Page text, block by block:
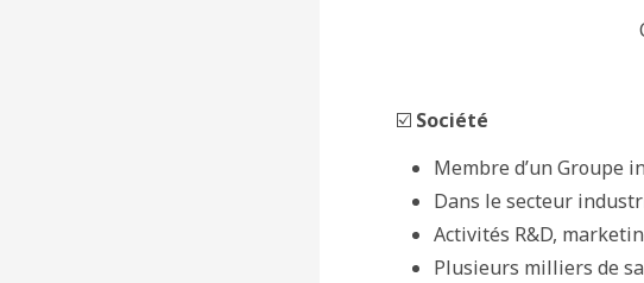
☑️ Société
Membre d’un Groupe
Dans le secteur
Activités R&D,
Plusieurs milliers de